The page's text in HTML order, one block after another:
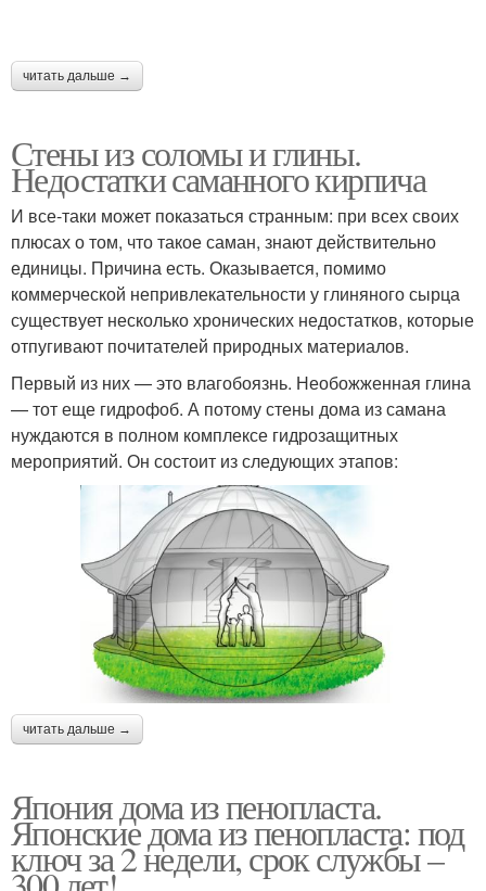
читать дальше →
Стены из соломы и глины.
Недостатки саманного кирпича
И все-таки может показаться странным: при всех своих
плюсах о том, что такое саман, знают действительно
единицы. Причина есть. Оказывается, помимо
коммерческой непривлекательности у глиняного сырца
существует несколько хронических недостатков, которые
отпугивают почитателей природных материалов.
Первый из них — это влагобоязнь. Необожженная глина
— тот еще гидрофоб. А потому стены дома из самана
нуждаются в полном комплексе гидрозащитных
мероприятий. Он состоит из следующих этапов:
читать дальше →
Япония дома из пенопласта.
Японские дома из пенопласта: под
ключ за 2 недели, срок службы –